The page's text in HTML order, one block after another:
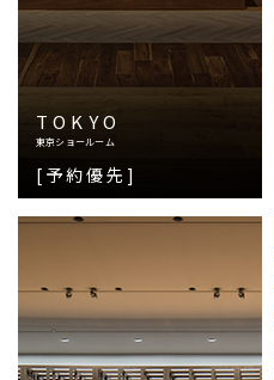
TOKYO
東京ショールーム
[予約優先]